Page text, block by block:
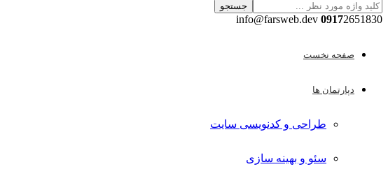
جستجو
09172651830 info@farsweb.dev
صفحه نخست
دپارتمان ها
طراحی و کدنویسی سایت
سئو و بهینه سازی